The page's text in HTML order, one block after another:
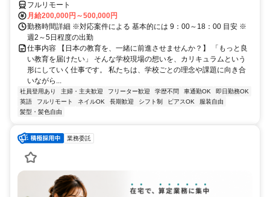
フルリモート
月給200,000円～500,000円
勤務時間詳細 ※対応案件による 基本的には 9：00～18：00 目安 ※
週2～5日程度の出勤
仕事内容 【日本の教育を、一緒に前進させませんか？】 「もっと良
い教育を届けたい」 そんな学校現場の想いを、カリキュラムという
形にしていく仕事です。 私たちは、学校ごとの理念や課題に向き合
いながら...
社員登用あり 主婦・主夫歓迎 フリーター歓迎 学歴不問 車通勤OK
即日勤務OK
英語
フルリモート ネイルOK 長期歓迎 シフト制 ピアスOK
服装自由
髪型・髪色自由
業務委託